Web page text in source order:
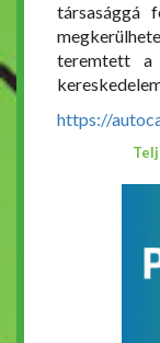
társasággá
teremtett a
https://